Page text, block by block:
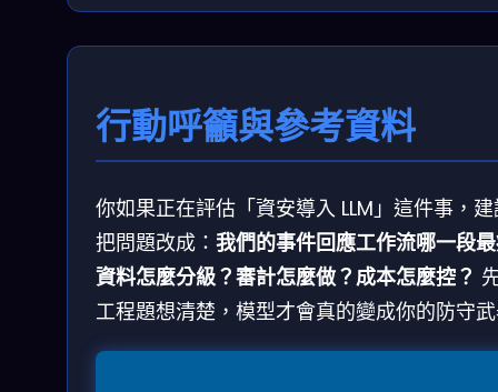
行動呼籲與參考資料
你如果正在評估「資安導入 LLM」這件事，
把問題改成： 我們的事件回應工作流哪一段
資料怎麼分級？審計怎麼做？成本怎麼控？
工程題想清楚，模型才會真的變成你的防守